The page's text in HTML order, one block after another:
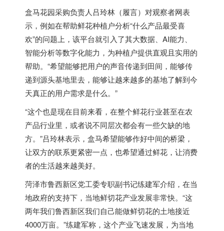
盒马花园采购负责人吕玲林（履言）对观察者网表
示，例如在帮助鲜花种植户分析“什么产品最受喜
欢”的问题上，该平台就引入了其大数据、AI能力、
智能分析等数字化能力，为种植户提供直观且实用的
帮助。“希望能够把用户的声音传递到田间，能够传
递到源头基地里去，能够让越来越多的基地了解到今
天真正的用户需求是什么。”
“这个也是现在目前来看，在整个鲜花行业甚至在农
产品行业里，或者说不同层次都会有一些欠缺的地
方。”吕玲林表示，盒马希望能够作好中间的桥梁，
让双方的联系更紧密一点，也希望通过鲜花，让消费
者的生活越来越美好。
菏泽市鲁西新区党工委专职副书记练建军介绍，在当
地政府的支持下，当地鲜切花产业发展非常快。“这
两年我们鲁西新区我们自己能做鲜切花的土地接近
4000万亩。”练建军称，这个产业飞速发展，为当地